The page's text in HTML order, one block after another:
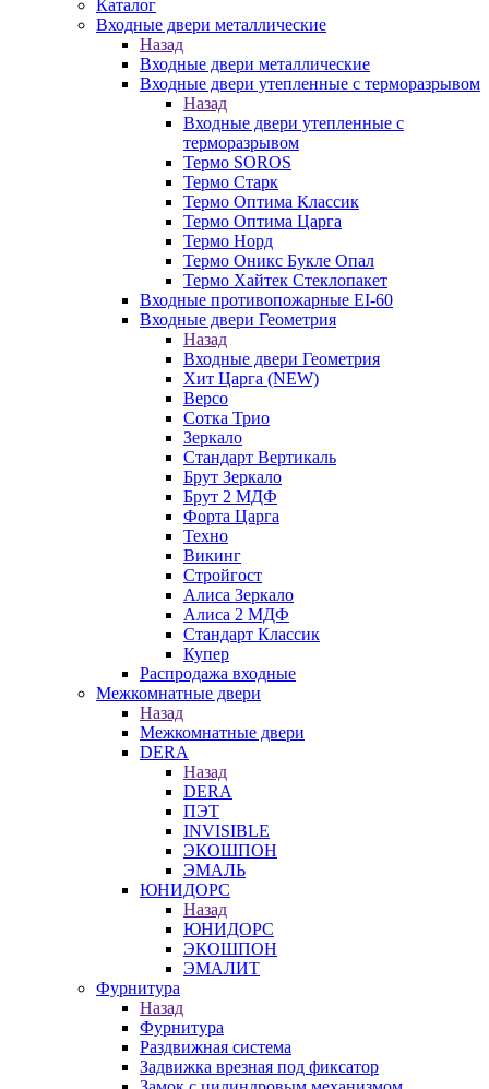
Каталог
Входные двери металлические
Назад
Входные двери металлические
Входные двери утепленные с терморазрывом
Назад
Входные двери утепленные с
терморазрывом
Термо SOROS
Термо Старк
Термо Оптима Классик
Термо Оптима Царга
Термо Норд
Термо Оникс Букле Опал
Термо Хайтек Стеклопакет
Входные противопожарные EI-60
Входные двери Геометрия
Назад
Входные двери Геометрия
Хит Царга (NEW)
Версо
Сотка Трио
Зеркало
Стандарт Вертикаль
Брут Зеркало
Брут 2 МДФ
Форта Царга
Техно
Викинг
Стройгост
Алиса Зеркало
Алиса 2 МДФ
Стандарт Классик
Купер
Распродажа входные
Межкомнатные двери
Назад
Межкомнатные двери
DERA
Назад
DERA
ПЭТ
INVISIBLE
ЭКОШПОН
ЭМАЛЬ
ЮНИДОРС
Назад
ЮНИДОРС
ЭКОШПОН
ЭМАЛИТ
Фурнитура
Назад
Фурнитура
Раздвижная система
Задвижка врезная под фиксатор